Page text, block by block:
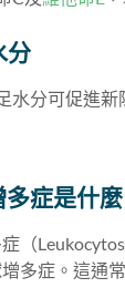
分
水分可促進新
多症是什麼
（
多症。這通